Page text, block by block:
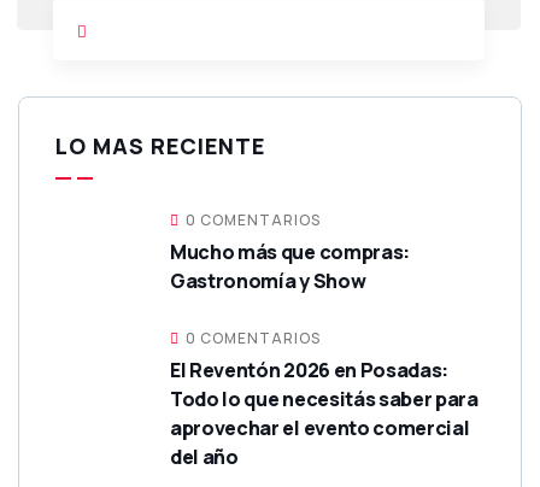
LO MAS RECIENTE
0 COMENTARIOS
Mucho más que compras:
Gastronomía y Show
0 COMENTARIOS
El Reventón 2026 en Posadas:
Todo lo que necesitás saber para
aprovechar el evento comercial
del año